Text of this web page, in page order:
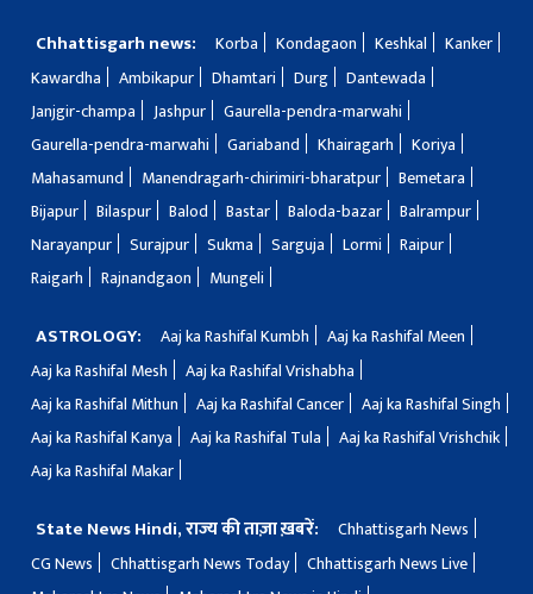
Chhattisgarh news: Korba Kondagaon Keshkal
Kanker
Kawardha
Ambikapur Dhamtari Durg
Dantewada
Janjgir-champa
Jashpur
Gaurella-pendra-marwahi
Gaurella-pendra-marwahi
Gariaband Khairagarh
Koriya
Mahasamund
Manendragarh-chirimiri-bharatpur
Bemetara
Bijapur
Bilaspur Balod Bastar Baloda-bazar
Balrampur
Narayanpur
Surajpur Sukma Sarguja Lormi
Raipur
Raigarh
Rajnandgaon Mungeli
ASTROLOGY: Aaj ka Rashifal Kumbh
Aaj ka Rashifal Meen
Aaj ka Rashifal Mesh
Aaj ka Rashifal Vrishabha
Aaj ka Rashifal Mithun
Aaj ka Rashifal Cancer
Aaj ka Rashifal Singh
Aaj ka Rashifal Kanya
Aaj ka Rashifal Tula
Aaj ka Rashifal Vrishchik
Aaj ka Rashifal Makar
State News Hindi, राज्य की ताज़ा ख़बरें:
Chhattisgarh News
CG News
Chhattisgarh News Today
Chhattisgarh News Live